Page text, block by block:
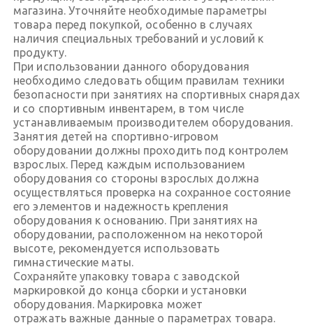
магазина. Уточняйте необходимые параметры
товара перед покупкой, особенно в случаях
наличия специальных требований и условий к
продукту.
При использовании данного оборудования
необходимо следовать общим правилам техники
безопасности при занятиях на спортивных снарядах
и со спортивным инвентарем, в том числе
устанавливаемым производителем оборудования.
Занятия детей на спортивно-игровом
оборудовании должны проходить под контролем
взрослых. Перед каждым использованием
оборудования со стороны взрослых должна
осуществляться проверка на сохранное состояние
его элементов и надежность крепления
оборудования к основанию. При занятиях на
оборудовании, расположенном на некоторой
высоте, рекомендуется использовать
гимнастические маты.
Сохраняйте упаковку товара с заводской
маркировкой до конца сборки и установки
оборудования. Маркировка может
отражать важные данные о параметрах товара.